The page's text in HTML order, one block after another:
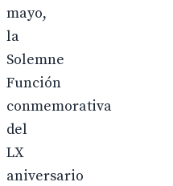
mayo,
la
Solemne
Función
conmemorativa
del
LX
aniversario